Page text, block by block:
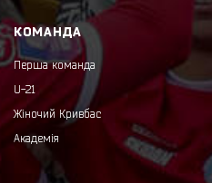
КОМАНДА
Перша команда
U-21
Жіночий Кривбас
Академія